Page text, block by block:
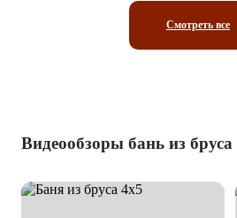
Смотреть все
Видеообзоры бань из бруса